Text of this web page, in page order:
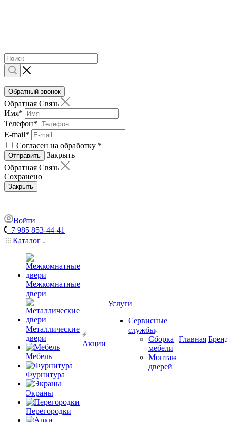
Обратный звонок
Обратная Связь
Имя*
Телефон*
E-mail*
Согласен на обработку *
Отправить
Закрыть
Обратная Связь
Сохранено
Закрыть
Войти
+7 985 853-44-41
Каталог
Межкомнатные
двери
Металлические
двери
Мебель
Фурнитура
Экраны
Перегородки
Акции
Услуги
Сервисные
службы
Сборка
мебели
Монтаж
дверей
Главная